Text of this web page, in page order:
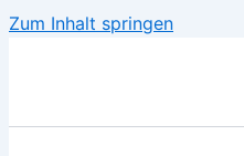
Zum Inhalt springen